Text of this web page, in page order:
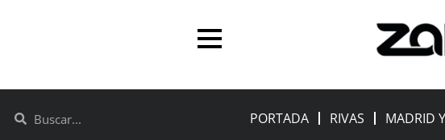
PORTADA RIVAS MADRID